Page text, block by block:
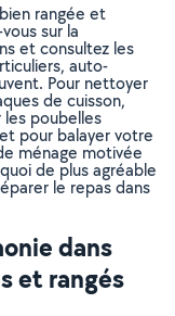
rangée et
sur la
et consultez les
auto-
Pour nettoyer
de cuisson,
les poubelles
pour balayer votre
ménage motivée
de plus agréable
le repas dans
dans
et rangés